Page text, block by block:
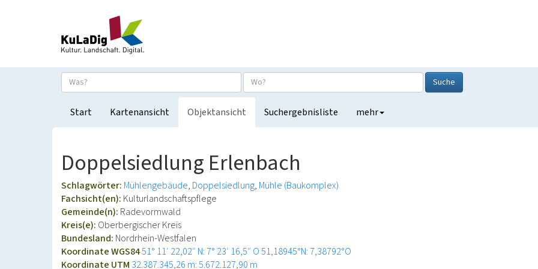
Suche
Start Kartenansicht Objektansicht Suchergebnisliste mehr
Doppelsiedlung Erlenbach
Schlagwörter: Mühlengebäude Doppelsiedlung Mühle (Baukomplex)
Fachsicht(en): Kulturlandschaftspflege
Gemeinde(n): Radevormwald
Kreis(e): Oberbergischer Kreis
Bundesland: Nordrhein-Westfalen
Koordinate WGS8451° 11′ 22,02″ N: 7° 23′ 16,5″ O51,18945°N: 7,38792°O
Koordinate UTM 32.387.345,26 m: 5.672.127,90 m